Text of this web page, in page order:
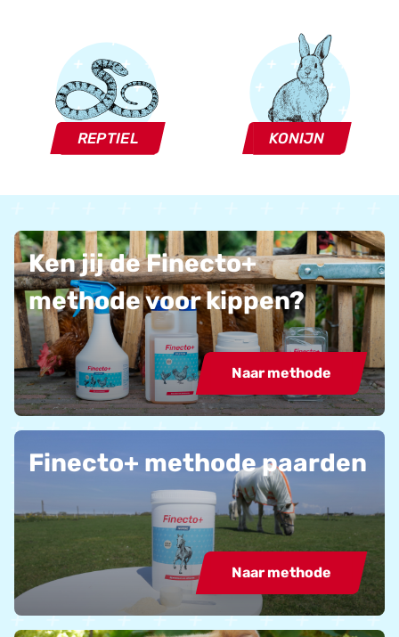
REPTIEL KONIJN
Ken jij de Finecto+
methode voor kippen?
Naar methode
Finecto+ methode paarden
Naar methode